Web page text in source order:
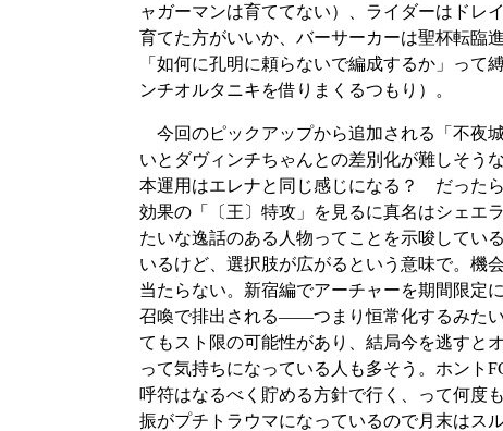
ャガーマンは育ててない）、ライダーはド
育てた方がいいか、バーサーカーは聖杯転臨
「如何に孔明に頼らないで編成するか」っ
ンチオルタニキを借りまくるつもり）。
今回のピックアップから追加される「不夜
いとダヴィンチちゃんとの差別化が難しそ
本運用はエレナと同じ感じになる？ だった
効果の「〔王〕特攻」を見るに真名はシェエ
たいな逸話のある人物ってことを示唆して
いるけど、選択肢が広がるという意味で。
当たらない。新宿編でアーチャーを期間限定
召喚で排出される――つまり恒常化するみた
てもスト限の可能性があり、結局今を逃すと
って気持ちになっている人も多そう。ホン
呼符はなるべく貯める方針で行く、って何度
振がプチトラウマになっているので月末はス